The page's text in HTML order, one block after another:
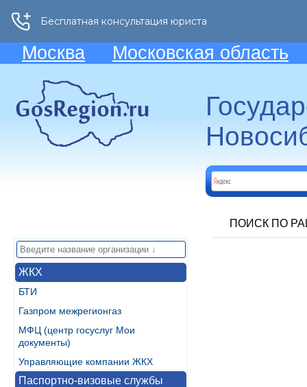
Москва Московская область
ПОИСК ПО
ЖКХ
БТИ
Газпром межрегионгаз
МФЦ (центр госуслуг Мои
документы)
Управляющие компании ЖКХ
Паспортно-визовые службы